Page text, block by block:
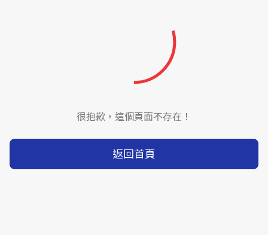
很抱歉，這個頁面不存在！
返回首頁